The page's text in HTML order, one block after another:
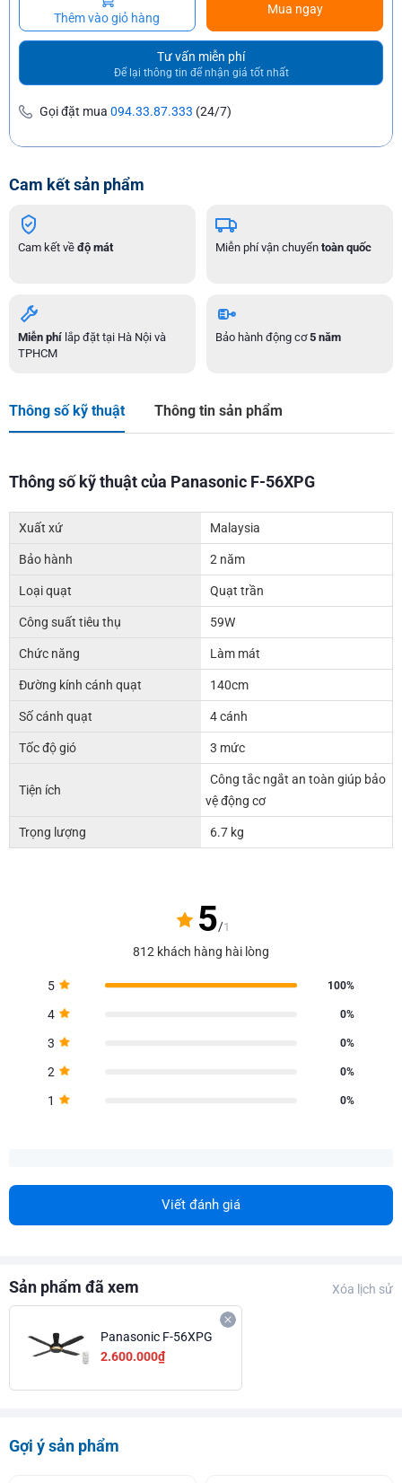
Thêm vào giỏ hàng
Mua ngay
Tư vấn miễn phí
Để lại thông tin để nhận giá tốt nhất
Gọi đặt mua 094.33.87.333 (24/7)
Cam kết sản phẩm
Cam kết về độ mát Miễn phí vận chuyển toàn quốc
Miễn phí lắp đặt tại Hà Nội và
TPHCM
Bảo hành động cơ5 năm
Thông số kỹ thuật Thông tin sản phẩm
Thông số kỹ thuật của Panasonic F-56XPG
Xuất xứ Malaysia
Bảo hành 2 năm
Loại quạt Quạt trần
Công suất tiêu thụ 59W
Chức năng Làm mát
Đường kính cánh quạt 140cm
Số cánh quạt 4 cánh
Tốc độ gió 3 mức
Tiện ích
Công tắc ngắt an toàn giúp bảo
vệ động cơ
Trọng lượng 6.7 kg
5/1
812 khách hàng hài lòng
5 100%
4 0%
3 0%
2 0%
1 0%
Viết đánh giá
Sản phẩm đã xem Xóa lịch sử
Panasonic F-56XPG
2.600.000₫
Gợi ý sản phẩm